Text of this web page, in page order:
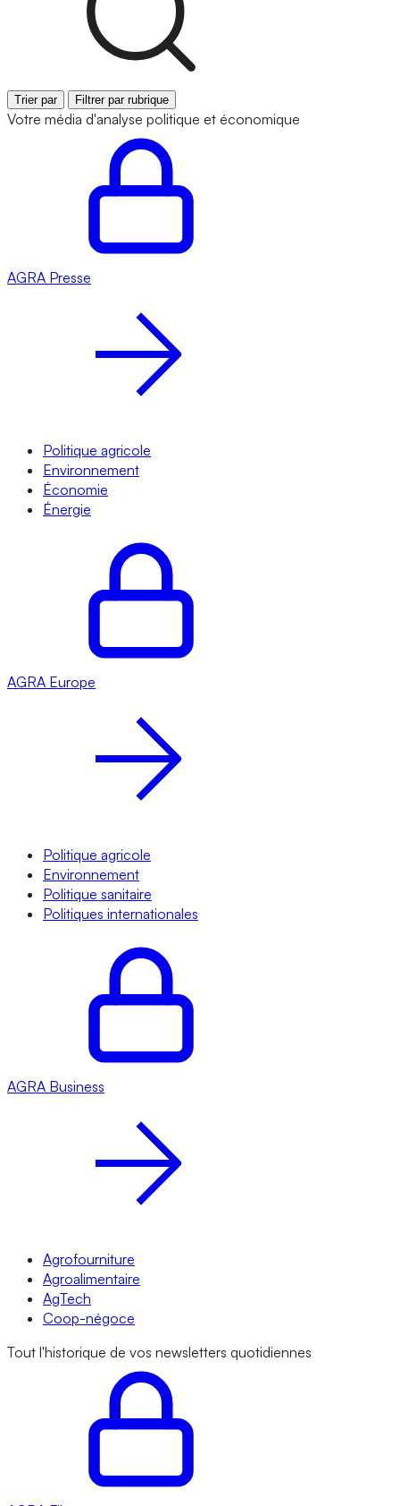
Trier par Filtrer par rubrique
Votre média d'analyse politique et économique
AGRA Presse
Politique agricole
Environnement
Économie
Énergie
AGRA Europe
Politique agricole
Environnement
Politique sanitaire
Politiques internationales
AGRA Business
Agrofourniture
Agroalimentaire
AgTech
Coop-négoce
Tout l'historique de vos newsletters quotidiennes